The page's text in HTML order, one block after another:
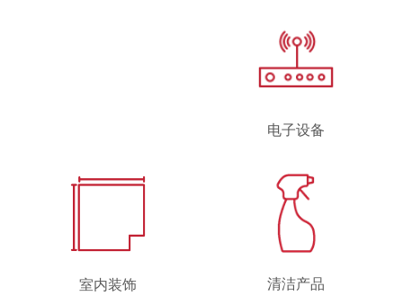
电子设备
室内装饰 清洁产品